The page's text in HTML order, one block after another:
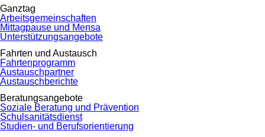
Ganztag
Arbeitsgemeinschaften
Mittagpause und Mensa
Unterstützungsangebote
Fahrten und Austausch
Fahrtenprogramm
Austauschpartner
Austauschberichte
Beratungsangebote
Soziale Beratung und Prävention
Schulsanitätsdienst
Studien- und Berufsorientierung